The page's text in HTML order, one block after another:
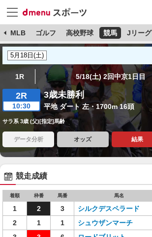
MLB ゴルフ 高校野球 競馬 Jリーグ
1R 5/18(土) 2回中京1日目
2R
10:30
3歳未勝利
平地 ダート 左・1700m 16頭
サラ系 3歳 (父)[指定]馬齢
データ分析 オッズ 結果
競走成績
着順 枠番 馬番 馬名
1 2 3 シルクデスペラード
2
1 1 シュウザンマーチ